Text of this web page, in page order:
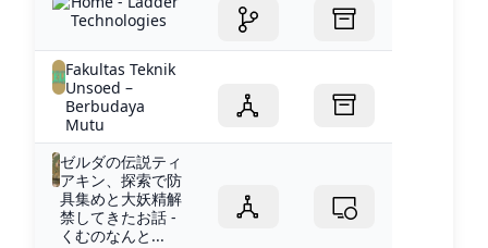
Technologies
Fakultas Teknik
Unsoed –
Berbudaya
Mutu
ゼルダの伝説ティ
アキン、探索で防
具集めと大妖精解
禁してきたお話 -
くむのなんと...